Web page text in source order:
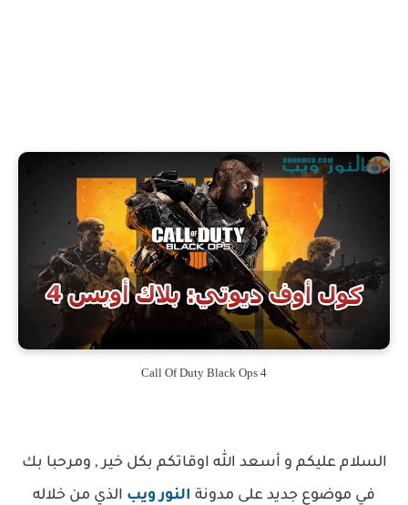
Call Of Duty Black Ops 4
السلام عليكم و أسعد الله اوقاتكم بكل خير , ومرحبا بك
في موضوع جديد على مدونة النور ويب الذي من خلاله